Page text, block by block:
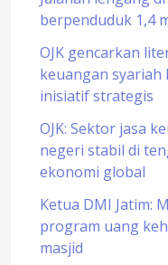
o
r
:
berpenduduk 1,4
OJK gencarkan
keuangan syariah
inisiatif strategis
OJK: Sektor jasa
negeri stabil di
ekonomi global
Ketua DMI Jatim:
program uang
masjid